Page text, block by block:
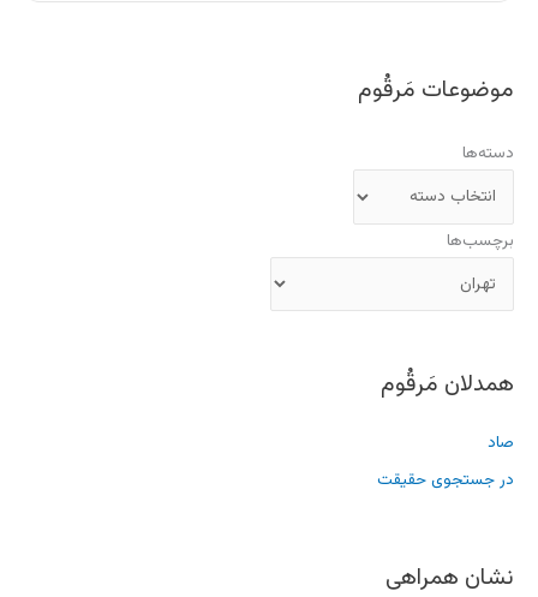
موضوعات مَرقُوم
دسته‌ها
برچسب‌ها
همدلان مَرقُوم
صاد
در جستجوی حقیقت
نشان همراهی